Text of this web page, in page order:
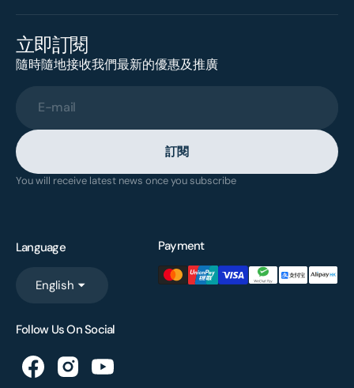
立即訂閱
隨時隨地接收我們最新的優惠及推廣
E-mail
訂閱
You will receive latest news once you subscribe
Language
English
Payment
Follow Us On Social